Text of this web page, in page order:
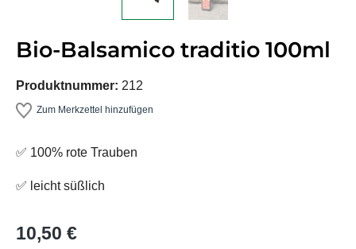
Bio-Balsamico traditio 100ml
Produktnummer: 212
Zum Merkzettel hinzufügen
✅ 100% rote Trauben
✅ leicht süßlich
Regulärer Preis:
10,50 €